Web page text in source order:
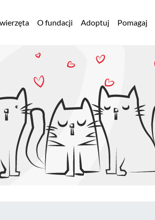
O fundacji Adoptuj Pomagaj